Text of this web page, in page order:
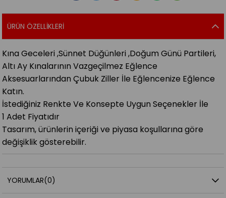
ÜRÜN ÖZELLIKLERI
Kına Geceleri ,Sünnet Düğünleri ,Doğum Günü Partileri,
Altı Ay Kınalarının Vazgeçilmez Eğlence
Aksesuarlarından Çubuk Ziller İle Eğlencenize Eğlence
Katın.
İstediğiniz Renkte Ve Konsepte Uygun Seçenekler İle
1 Adet Fiyatıdır
Tasarım, ürünlerin içeriği ve piyasa koşullarına göre
değişiklik gösterebilir.
YORUMLAR(0)